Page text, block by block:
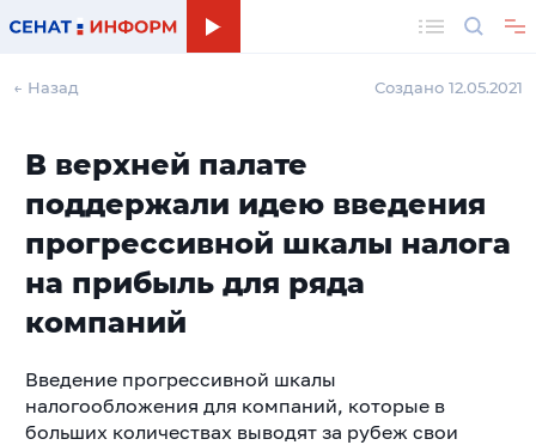
← Назад Создано 12.05.2021
В верхней палате
поддержали идею введения
прогрессивной шкалы налога
на прибыль для ряда
компаний
Введение прогрессивной шкалы
налогообложения для компаний, которые в
больших количествах выводят за рубеж свои